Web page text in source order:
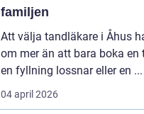
familjen
Att välja tandläkare i Åhus
om mer än att bara boka en
en fyllning lossnar eller en ...
04 april 2026